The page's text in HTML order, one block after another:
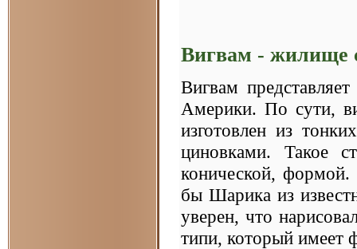
Вигвам - жилище
Вигвам
Америки. По сути,
изготовлен из
циновками. Такое
конической,
бы Шарика из
уверен, что
типи, который имеет